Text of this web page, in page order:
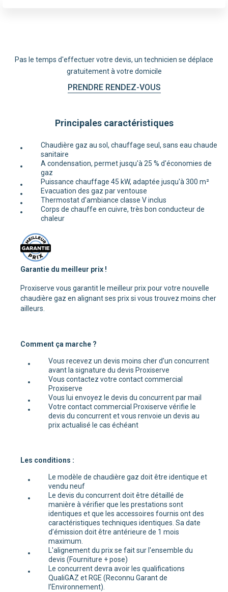
Pas le temps d'effectuer votre devis, un technicien se déplace
gratuitement à votre domicile
PRENDRE RENDEZ-VOUS
Principales caractéristiques
Chaudière gaz au sol, chauffage seul, sans eau chaude
sanitaire
A condensation, permet jusqu'à 25 % d'économies de
gaz
Puissance chauffage 45 kW, adaptée jusqu'à 300 m²
Evacuation des gaz par ventouse
Thermostat d'ambiance classe V inclus
Corps de chauffe en cuivre, très bon conducteur de
chaleur
Garantie du meilleur prix !
Proxiserve vous garantit le meilleur prix pour votre nouvelle
chaudière gaz en alignant ses prix si vous trouvez moins cher
ailleurs.
Comment ça marche ?
Vous recevez un devis moins cher d’un concurrent
avant la signature du devis Proxiserve
Vous contactez votre contact commercial
Proxiserve
Vous lui envoyez le devis du concurrent par mail
Votre contact commercial Proxiserve vérifie le
devis du concurrent et vous renvoie un devis au
prix actualisé le cas échéant
Les conditions :
Le modèle de chaudière gaz doit être identique et
vendu neuf
Le devis du concurrent doit être détaillé de
manière à vérifier que les prestations sont
identiques et que les accessoires fournis ont des
caractéristiques techniques identiques. Sa date
d’émission doit être antérieure de 1 mois
maximum.
L'alignement du prix se fait sur l'ensemble du
devis (Fourniture + pose)
Le concurrent devra avoir les qualifications
QualiGAZ et RGE (Reconnu Garant de
l’Environnement).